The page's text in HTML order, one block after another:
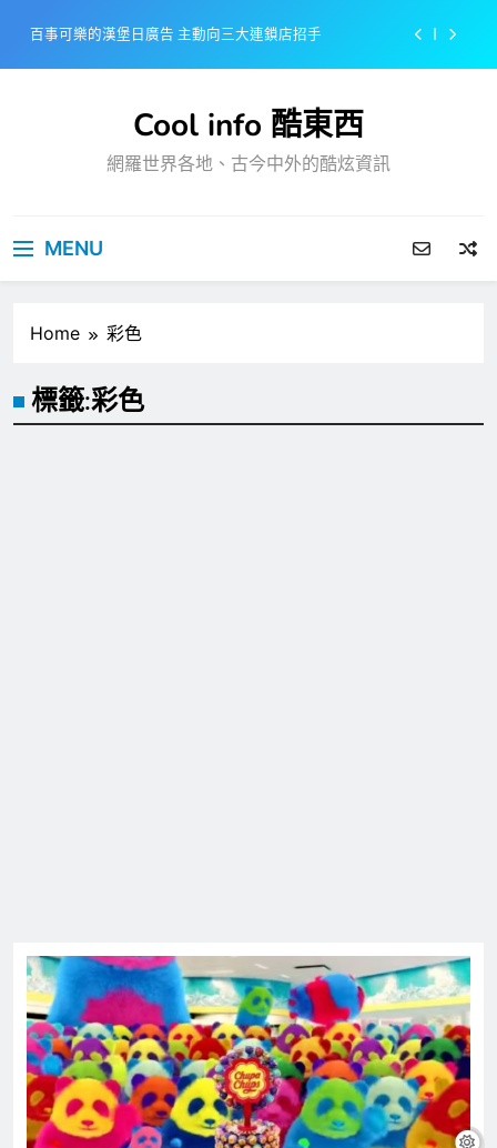
content
百事可樂的漢堡日廣告 主動向三大連鎖店招手
戴著金牌的醬油瓶 市佔率第一的龜甲萬廣告
感動落淚也笑到流淚的斷髮式
Cool info 酷東西
網羅世界各地、古今中外的酷炫資訊
MENU
Home 彩色
標籤:彩色